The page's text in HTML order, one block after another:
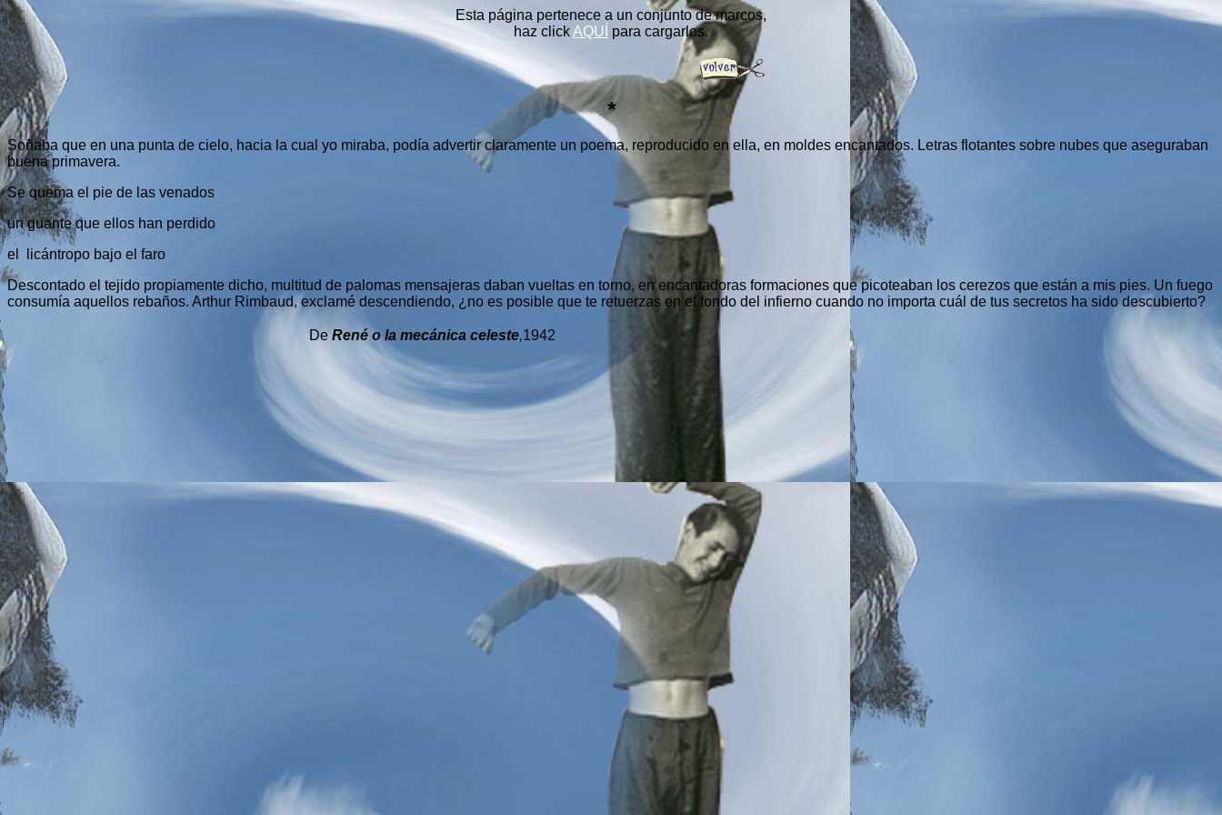
Esta página pertenece a un conjunto de marcos,
haz clickAQUÍ para cargarlos.
*
Soñaba que en una punta de cielo, hacia la cual yo miraba, podía advertir claramente un poema, reproducido en ella, en moldes encantados. Letras flotantes sobre nubes que aseguraban
buena primavera.
Se quema el pie de las venados
un guante que ellos han perdido
el licántropo bajo el faro
Descontado el tejido propiamente dicho, multitud de palomas mensajeras daban vueltas en torno, en encantadoras formaciones que picoteaban los cerezos que están a mis pies. Un fuego
consumía aquellos rebaños. Arthur Rimbaud, exclamé descendiendo, ¿no es posible que te retuerzas en el fondo del infierno cuando no importa cuál de tus secretos ha sido descubierto?
De René o la mecánica celeste,1942